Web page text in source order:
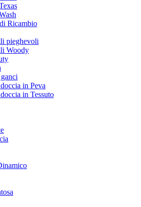
Ricambio
pieghevoli
Woody
in Peva
in Tessuto